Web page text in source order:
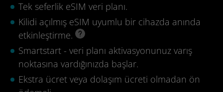
Tek seferlik eSIM veri planı.
Kilidi açılmış eSIM uyumlu bir cihazda anında
etkinleştirme.
Smartstart - veri planı aktivasyonunuz varış
noktasına vardığınızda başlar.
Ekstra ücret veya dolaşım ücreti olmadan ön